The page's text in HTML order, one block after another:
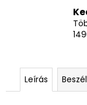
Leírás